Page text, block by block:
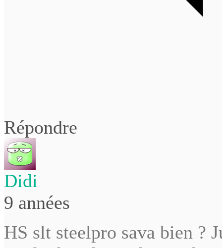
Répondre
Didi
9 années
HS slt steelpro sava bien ?